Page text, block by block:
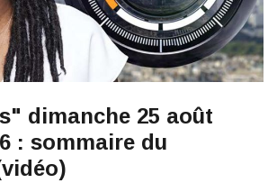
dimanche 25 août
: sommaire du